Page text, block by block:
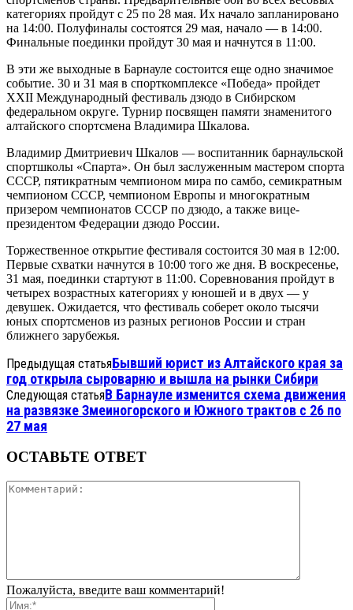
категориях пройдут с 25 по 28 мая. Их начало запланировано
на 14:00. Полуфиналы состоятся 29 мая, начало — в 14:00.
Финальные поединки пройдут 30 мая и начнутся в 11:00.
В эти же выходные в Барнауле состоится еще одно значимое
событие. 30 и 31 мая в спорткомплексе «Победа» пройдет
XXII Международный фестиваль дзюдо в Сибирском
федеральном округе. Турнир посвящен памяти знаменитого
алтайского спортсмена Владимира Шкалова.
Владимир Дмитриевич Шкалов — воспитанник барнаульской
спортшколы «Спарта». Он был заслуженным мастером спорта
СССР, пятикратным чемпионом мира по самбо, семикратным
чемпионом СССР, чемпионом Европы и многократным
призером чемпионатов СССР по дзюдо, а также вице-
президентом Федерации дзюдо России.
Торжественное открытие фестиваля состоится 30 мая в 12:00.
Первые схватки начнутся в 10:00 того же дня. В воскресенье,
31 мая, поединки стартуют в 11:00. Соревнования пройдут в
четырех возрастных категориях у юношей и в двух — у
девушек. Ожидается, что фестиваль соберет около тысячи
юных спортсменов из разных регионов России и стран
ближнего зарубежья.
Предыдущая статьяБывший юрист из Алтайского края за
год открыла сыроварню и вышла на рынки Сибири
Следующая статьяВ Барнауле изменится схема движения
на развязке Змеиногорского и Южного трактов с 26 по
27 мая
ОСТАВЬТЕ ОТВЕТ
Пожалуйста, введите ваш комментарий!